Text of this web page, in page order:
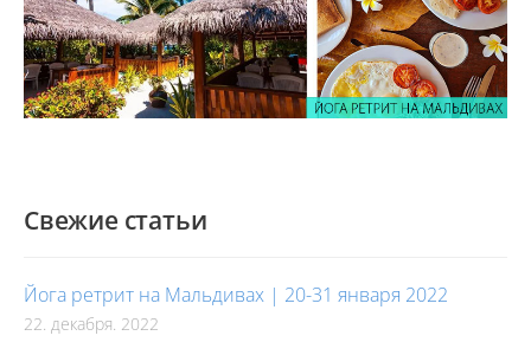
Свежие статьи
Йога ретрит на Мальдивах | 20-31 января 2022
22. декабря. 2022